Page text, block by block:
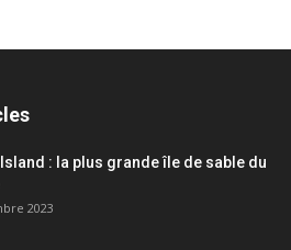
: la plus grande île de sable du
2023